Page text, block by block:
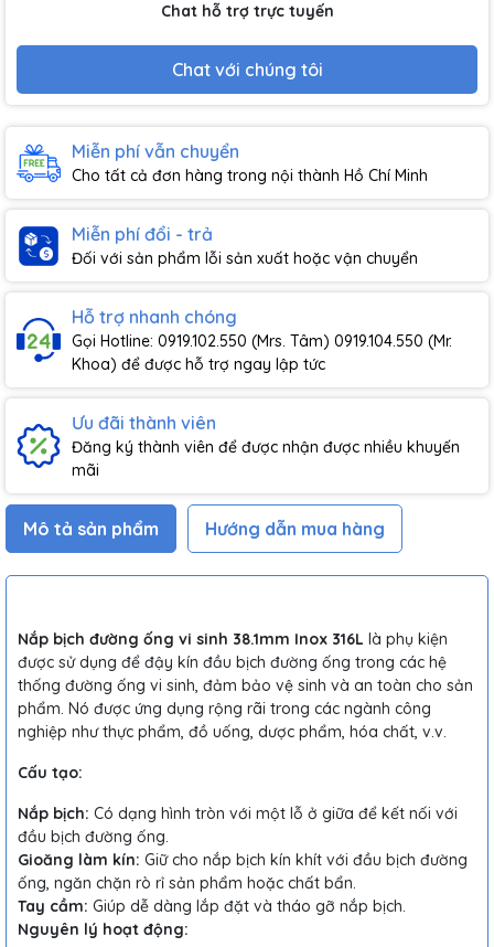
Chat hỗ trợ trực tuyến
Chat với chúng tôi
Miễn phí vẫn chuyển
Cho tất cả đơn hàng trong nội thành Hồ Chí Minh
Miễn phí đổi - trả
Đối với sản phẩm lỗi sản xuất hoặc vận chuyển
Hỗ trợ nhanh chóng
Gọi Hotline: 0919.102.550 (Mrs. Tâm) 0919.104.550 (Mr.
Khoa) để được hỗ trợ ngay lập tức
Ưu đãi thành viên
Đăng ký thành viên để được nhận được nhiều khuyến
mãi
Mô tả sản phẩm Hướng dẫn mua hàng
Nắp bịch đường ống vi sinh 38.1mm Inox 316L là phụ kiện
được sử dụng để đậy kín đầu bịch đường ống trong các hệ
thống đường ống vi sinh, đảm bảo vệ sinh và an toàn cho sản
phẩm. Nó được ứng dụng rộng rãi trong các ngành công
nghiệp như thực phẩm, đồ uống, dược phẩm, hóa chất, v.v.
Cấu tạo:
Nắp bịch: Có dạng hình tròn với một lỗ ở giữa để kết nối với
đầu bịch đường ống.
Gioăng làm kín: Giữ cho nắp bịch kín khít với đầu bịch đường
ống, ngăn chặn rò rỉ sản phẩm hoặc chất bẩn.
Tay cầm: Giúp dễ dàng lắp đặt và tháo gỡ nắp bịch.
Nguyên lý hoạt động: